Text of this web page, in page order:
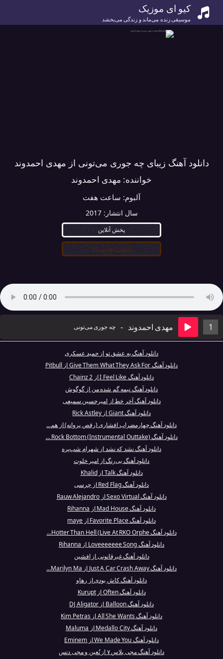
کیو ای موزیک
موسیقی زنده می‌ماند و زندگی می‌بخشد
دانلود آهنگ زیبای چه جوری می‌تونی از مهدی احمدوند
خواننده: مهدی احمدوند
آلبوم: ساعت هفت
سال انتشار:2017
پخش آنلاین
دانلود کیفیت ۳۲۰
1 مهدی احمدوند - چه جوری می‌تونی
دانلود آهنگ به عشق تو از حمید عسکری
دانلود آهنگ Give Them What They Ask For از Pitbull
دانلود آهنگ I Feel Like از 2 Chainz
دانلود آهنگ نیمه گم شده من از گوگوش
دانلود آهنگ آخر خط از امیرحسین سمیعی
دانلود آهنگ Giant از Rick Astley
دانلود آهنگ چهارمضراب افشاری (رقص پروانه) از هم...
دانلود آهنگ Rock Bottom (Instrumental Outtake) ...
دانلود آهنگ نشد که نشد از شهرام شب‌پره
دانلود آهنگ بی‌رنگ از امیر خلوت
دانلود آهنگ Talk از Khalid
دانلود آهنگ Red Flag از چرسی
دانلود آهنگ Sexo Virtual از Rauw Alejandro
دانلود آهنگ Mad House از Rihanna
دانلود آهنگ Favorite Place از maye
دانلود آهنگ Hotter Than Hell (Live At RKO Orphe...
دانلود آهنگ Loveeeeeee Song از Rihanna
دانلود آهنگ غیرقانونی از افشین
دانلود آهنگ Just A Car Crash Away از Marilyn Ma...
دانلود آهنگ کاش بودی از رهاو
دانلود آهنگ Often از Kurupt
دانلود آهنگ Balloon از DJ Aligator
دانلود آهنگ All She Wants از Kim Petras
دانلود آهنگ Medallo City از Maluma
دانلود آهنگ We Made You از Eminem
دانلود آهنگ مجی پلاس ۷ از نُعین و مجی دنس